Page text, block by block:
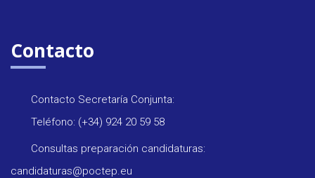
Contacto
Contacto Secretaría Conjunta:
Teléfono: (+34) 924 20 59 58
Consultas preparación candidaturas:
candidaturas@poctep.eu